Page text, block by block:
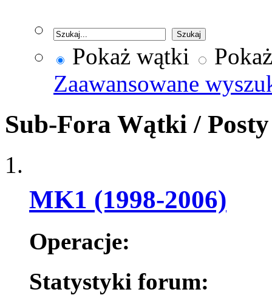
Pokaż wątki
Zaawansowane
Sub-Fora Wątki /
MK1 (1998-2006)
Operacje:
Statystyki forum: